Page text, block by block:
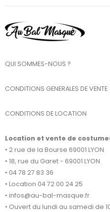
QUI SOMMES-NOUS ?
CONDITIONS GENERALES DE VENTE
CONDITIONS DE LOCATION
Location et vente de
• 2 rue de la Bourse 69001 LYON
• 18, rue du Garet - 69001 LYON
• 04 78 27 83 36
• Location 04 72 00 24 25
• infos@au-bal-masque.fr
• Ouvert du lundi au samedi de